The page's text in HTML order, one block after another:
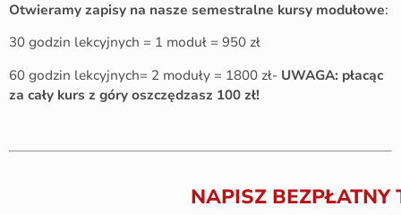
Otwieramy zapisy na nasze semestralne kursy modułowe:
30 godzin lekcyjnych = 1 moduł = 950 zł
60 godzin lekcyjnych= 2 moduły = 1800 zł- UWAGA: płacąc
za cały kurs z góry oszczędzasz 100 zł!
NAPISZ BEZPŁATNY